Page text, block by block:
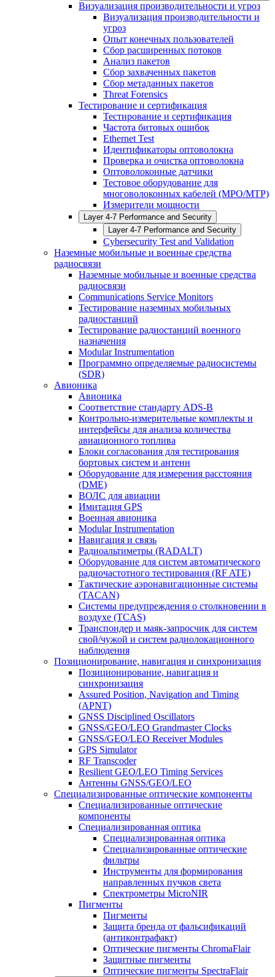
Визуализация производительности и угроз
Визуализация производительности и
угроз
Опыт конечных пользователей
Сбор расширенных потоков
Анализ пакетов
Сбор захваченных пакетов
Сбор метаданных пакетов
Threat Forensics
Тестирование и сертификация
Тестирование и сертификация
Частота битовых ошибок
Ethernet Test
Идентификаторы оптоволокна
Проверка и очистка оптоволокна
Оптоволоконные датчики
Тестовое оборудование для
многоволоконных кабелей (MPO/MTP)
Измерители мощности
Layer 4-7 Performance and Security
Layer 4-7 Performance and Security
Cybersecurity Test and Validation
Наземные мобильные и военные средства
радиосвязи
Наземные мобильные и военные средства
радиосвязи
Communications Service Monitors
Тестирование наземных мобильных
радиостанций
Тестирование радиостанций военного
назначения
Modular Instrumentation
Программно определяемые радиосистемы
(SDR)
Авионика
Авионика
Соответствие стандарту ADS-B
Контрольно-измерительные комплекты и
интерфейсы для анализа количества
авиационного топлива
Блоки согласования для тестирования
бортовых систем и антенн
Оборудование для измерения расстояния
(DME)
ВОЛС для авиации
Имитация GPS
Военная авионика
Modular Instrumentation
Навигация и связь
Радиоальтиметры (RADALT)
Оборудование для систем автоматического
радиочастотного тестирования (RF ATE)
Тактические аэронавигационные системы
(TACAN)
Системы предупреждения о столкновении в
воздухе (TCAS)
Транспондер и маяк-запросчик для систем
свой/чужой и систем радиолокационного
наблюдения
Позиционирование, навигация и синхронизация
Позиционирование, навигация и
синхронизация
Assured Position, Navigation and Timing
(APNT)
GNSS Disciplined Oscillators
GNSS/GEO/LEO Grandmaster Clocks
GNSS/GEO/LEO Receiver Modules
GPS Simulator
RF Transcoder
Resilient GEO/LEO Timing Services
Антенны GNSS/GEO/LEO
Специализированные оптические компоненты
Специализированные оптические
компоненты
Специализированная оптика
Специализированная оптика
Специализированные оптические
фильтры
Инструменты для формирования
направленных пучков света
Спектрометры MicroNIR
Пигменты
Пигменты
Защита бренда от фальсификаций
(антиконтрафакт)
Оптические пигменты ChromaFlair
Защитные пигменты
Оптические пигменты SpectraFlair